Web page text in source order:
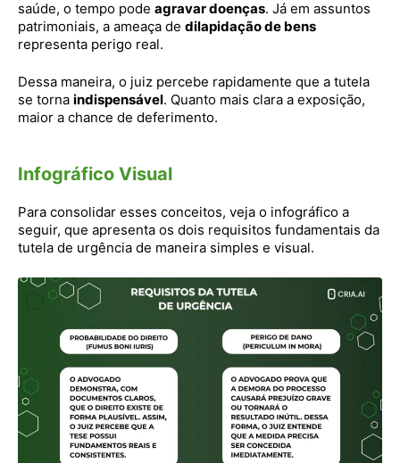
saúde, o tempo pode agravar doenças. Já em assuntos
patrimoniais, a ameaça de dilapidação de bens
representa perigo real.
Dessa maneira, o juiz percebe rapidamente que a tutela
se torna indispensável. Quanto mais clara a exposição,
maior a chance de deferimento.
Infográfico Visual
Para consolidar esses conceitos, veja o infográfico a
seguir, que apresenta os dois requisitos fundamentais da
tutela de urgência de maneira simples e visual.